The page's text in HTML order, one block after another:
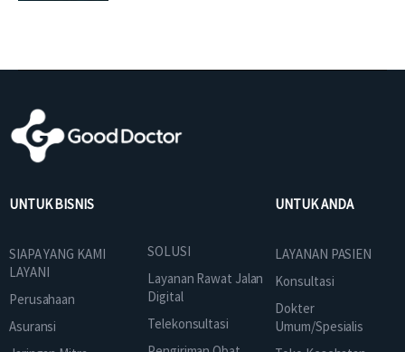
UNTUK BISNIS
SIAPA YANG KAMI
LAYANI
Perusahaan
Asuransi
SOLUSI
Layanan Rawat Jalan
Digital
Telekonsultasi
UNTUK ANDA
LAYANAN PASIEN
Konsultasi
Dokter
Umum/Spesialis